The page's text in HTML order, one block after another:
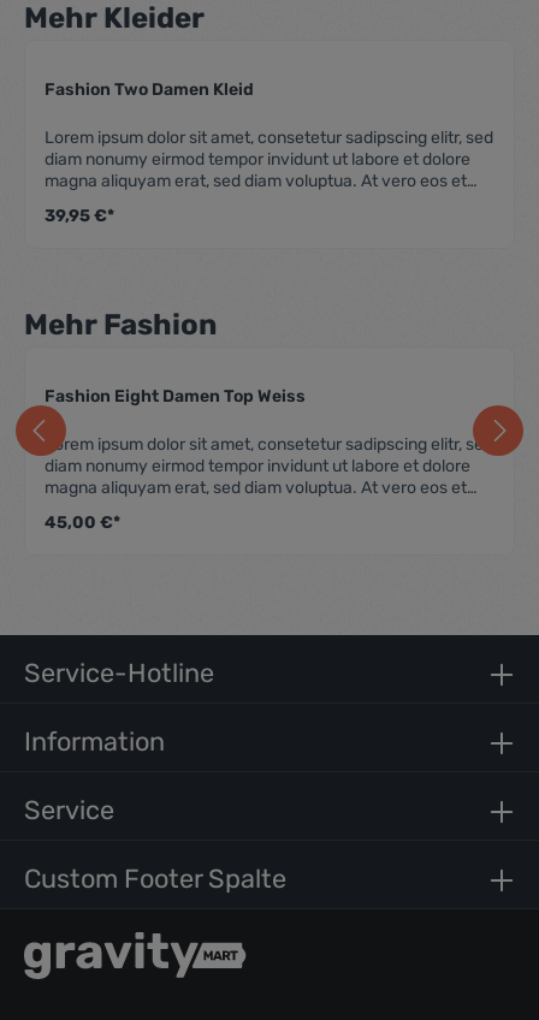
Mehr Kleider
Fashion Two Damen Kleid
Lorem ipsum dolor sit amet, consetetur sadipscing elitr, sed
diam nonumy eirmod tempor invidunt ut labore et dolore
magna aliquyam erat, sed diam voluptua. At vero eos et
gubergren, no sea takimata sanctus est Lorem ipsum dolor
voluptua. At vero eos et accusam et justo duo dolores et
ea rebum. Stet clita kasd gubergren, no sea takimata
39,95 €*
Mehr Fashion
von 0 von 5 Sternen Durchschnittliche
Fashion Eight Damen Top Weiss
Lorem ipsum dolor sit amet, consetetur sadipscing elitr, sed
diam nonumy eirmod tempor invidunt ut labore et dolore
magna aliquyam erat, sed diam voluptua. At vero eos et
gubergren, no sea takimata sanctus est Lorem ipsum dolor
ea rebum. Stet clita kasd gubergren, no sea takimata
sanctus est Lorem ipsum dolor sit amet.
45,00 €*
Custom Footer Spalte
Service-Hotline
Information
Service